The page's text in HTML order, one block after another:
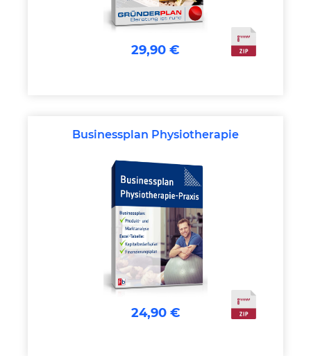
29,90 €
Businessplan Physiotherapie
24,90 €